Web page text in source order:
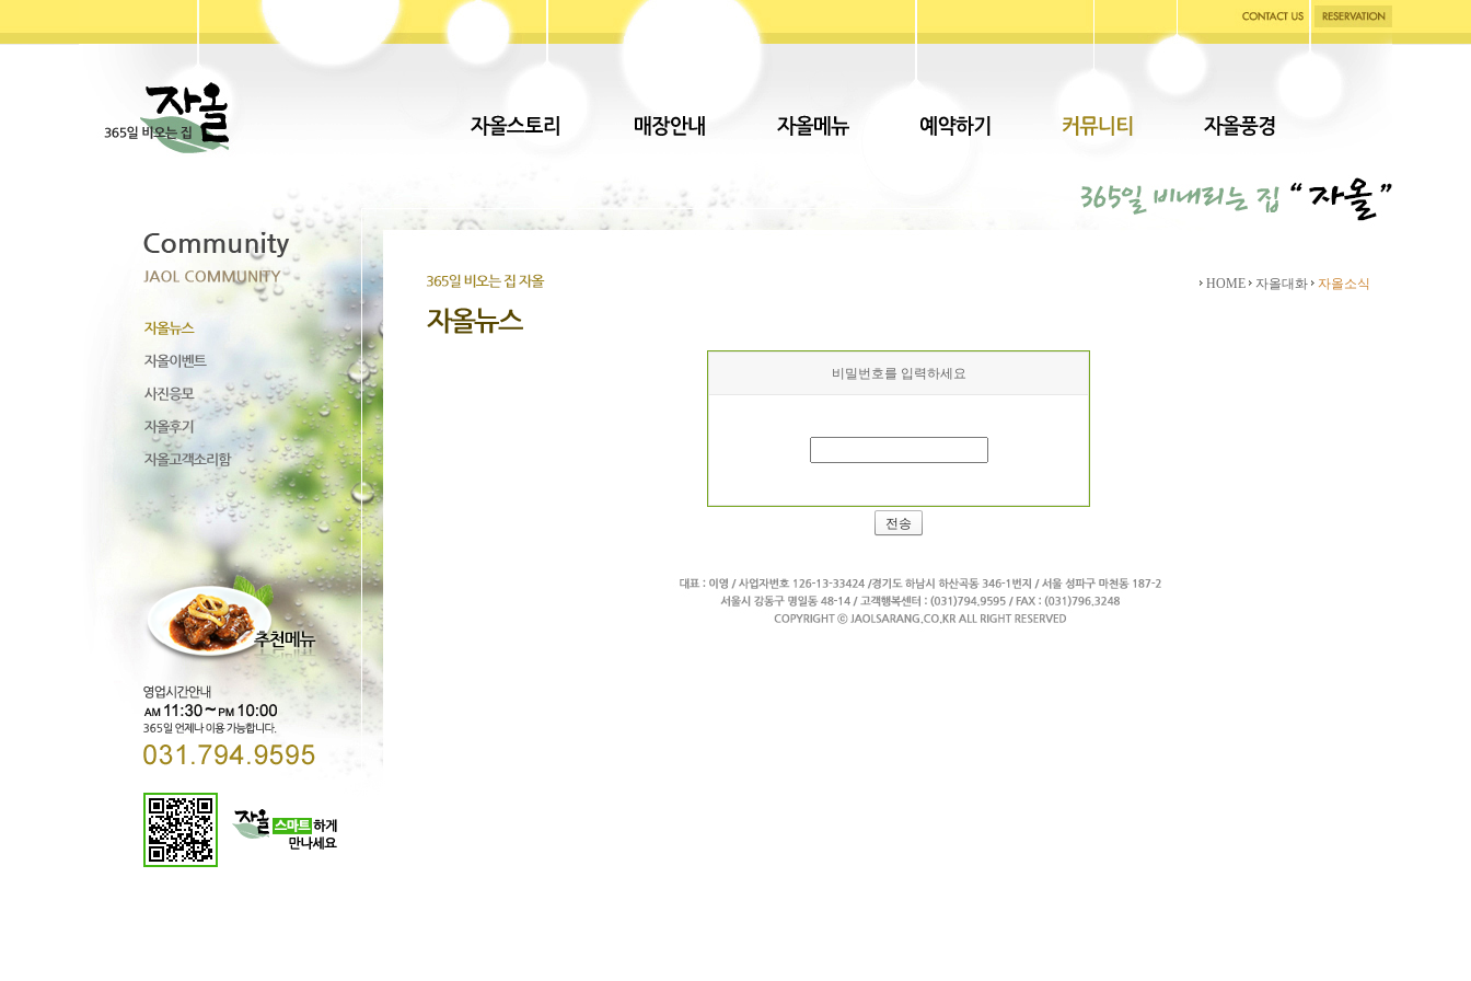
HOME 자올대화 자올소식
비밀번호를 입력하세요